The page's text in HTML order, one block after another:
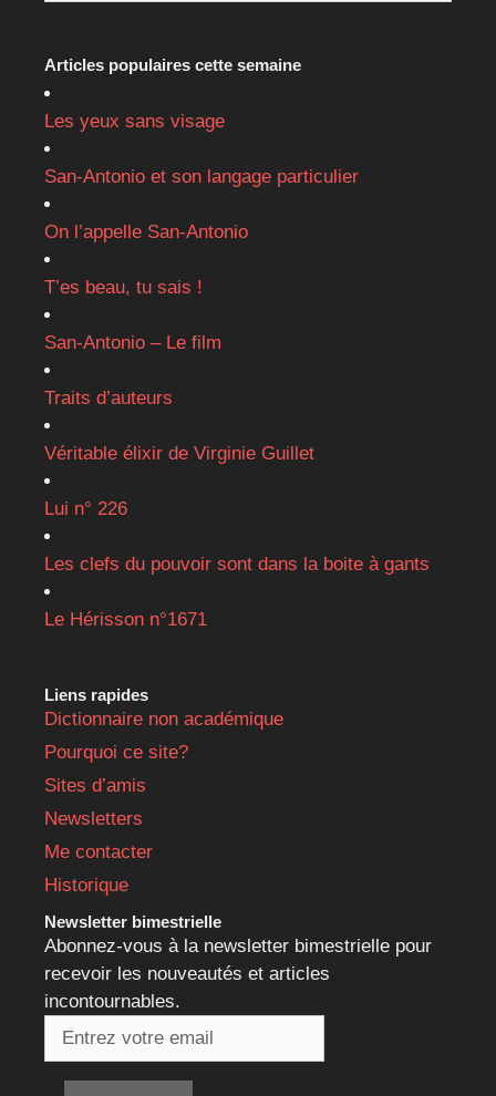
Articles populaires cette semaine
Les yeux sans visage
San-Antonio et son langage particulier
On l’appelle San-Antonio
T’es beau, tu sais !
San-Antonio – Le film
Traits d’auteurs
Véritable élixir de Virginie Guillet
Lui n° 226
Les clefs du pouvoir sont dans la boite à gants
Le Hérisson n°1671
Liens rapides
Dictionnaire non académique
Pourquoi ce site?
Sites d’amis
Newsletters
Me contacter
Historique
Newsletter bimestrielle
Abonnez-vous à la newsletter bimestrielle pour
recevoir les nouveautés et articles
incontournables.